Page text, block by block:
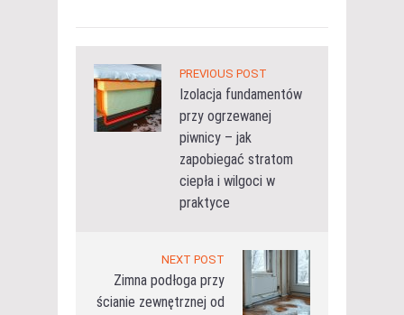
PREVIOUS POST
Izolacja fundamentów
przy ogrzewanej
piwnicy – jak
zapobiegać stratom
ciepła i wilgoci w
praktyce
NEXT POST
Zimna podłoga przy
ścianie zewnętrznej od